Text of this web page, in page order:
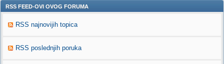
RSS FEED-OVI OVOG FORUMA
RSS najnovijih topica
RSS poslednjih poruka